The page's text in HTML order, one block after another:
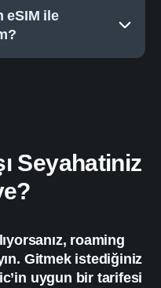
eSIM ile
Seyahatiniz
roaming
Gitmek istediğiniz
uygun bir tarifesi